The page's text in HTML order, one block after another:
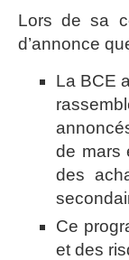
Lors de sa
d’annonce
La BCE
de mars
des
Ce
et des